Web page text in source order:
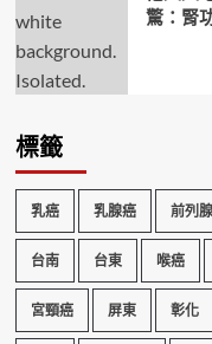
驚：腎
標籤
乳癌 乳腺癌 前列
台南 台東 喉癌
宮頸癌 屏東 彰化